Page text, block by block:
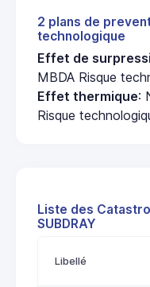
2 plans de
technologique
Effet de
MBDA Risque
Effet thermique:
Risque
Liste des
SUBDRAY
Libellé